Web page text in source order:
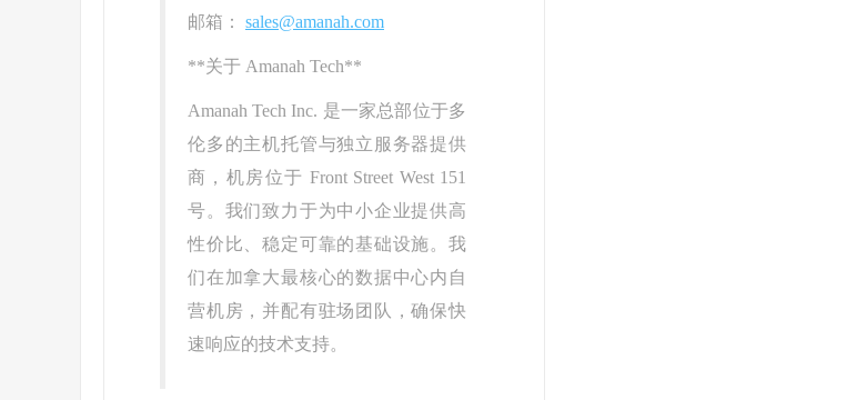
邮箱： sales@amanah.com
**关于 Amanah Tech**
Amanah Tech Inc. 是一家总部位于多
伦多的主机托管与独立服务器提供
商，机房位于 Front Street West 151
号。我们致力于为中小企业提供高
性价比、稳定可靠的基础设施。我
们在加拿大最核心的数据中心内自
营机房，并配有驻场团队，确保快
速响应的技术支持。